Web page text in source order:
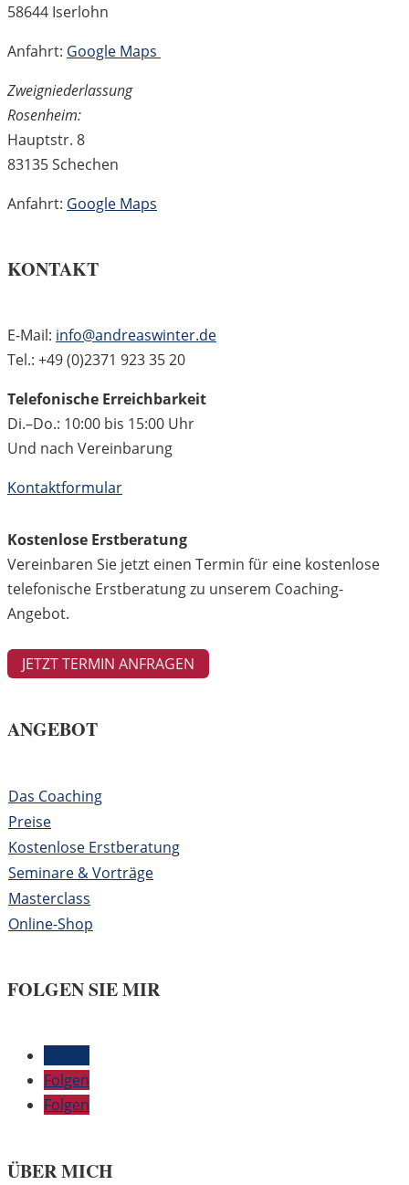
58644 Iserlohn
Anfahrt: Google Maps
Zweigniederlassung
Rosenheim:
Hauptstr. 8
83135 Schechen
Anfahrt: Google Maps
KONTAKT
E-Mail: info@andreaswinter.de
Tel.: +49 (0)2371 923 35 20
Telefonische Erreichbarkeit
Di.–Do.: 10:00 bis 15:00 Uhr
Und nach Vereinbarung
Kontaktformular
Kostenlose Erstberatung
Vereinbaren Sie jetzt einen Termin für eine kostenlose
telefonische Erstberatung zu unserem Coaching-
Angebot.
JETZT TERMIN ANFRAGEN
ANGEBOT
Das Coaching
Preise
Kostenlose Erstberatung
Seminare & Vorträge
Masterclass
Online-Shop
FOLGEN SIE MIR
Folgen
Folgen
ÜBER MICH